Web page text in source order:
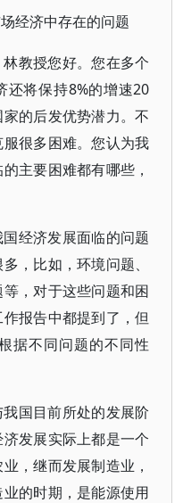
经济中存在的问题
林教授您好。您在多个
还将保持8%的增速20
的后发优势潜力。不
很多困难。您认为我
主要困难都有哪些，
经济发展面临的问题
，比如，环境问题、
，对于这些问题和困
报告中都提到了，但
据不同问题的不同性
国目前所处的发展阶
发展实际上都是一个
，继而发展制造业，
的时期，是能源使用